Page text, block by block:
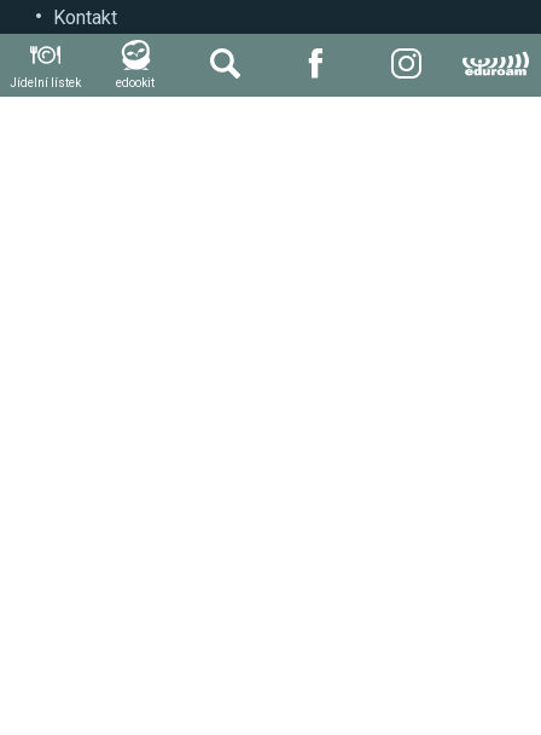
Jídelní lístek edookit
Kontakt
Může se hodit